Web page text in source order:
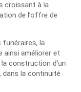
croissant à la
de l’offre de
funéraires, la
ainsi améliorer et
construction d’un
dans la continuité